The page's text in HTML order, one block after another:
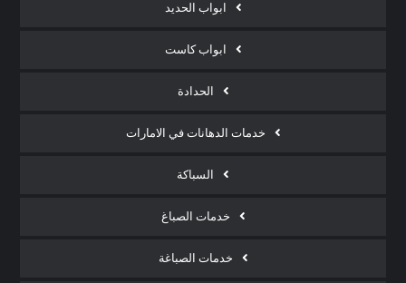
ابواب الحديد
ابواب كاست
الحدادة
خدمات الدهانات في الامارات
السباكة
خدمات الصباغ
خدمات الصباغة